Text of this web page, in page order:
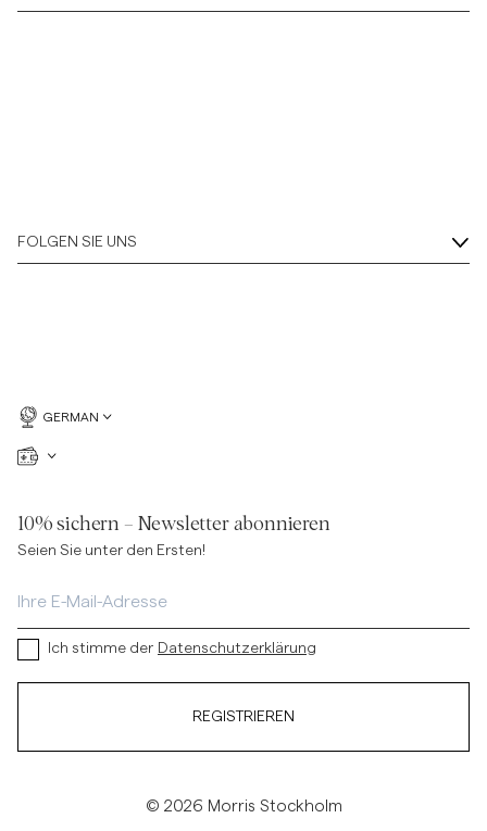
FOLGEN SIE UNS
GERMAN
10% sichern – Newsletter abonnieren
Seien Sie unter den Ersten!
Ich stimme der Datenschutzerklärung
REGISTRIEREN
© 2026 Morris Stockholm